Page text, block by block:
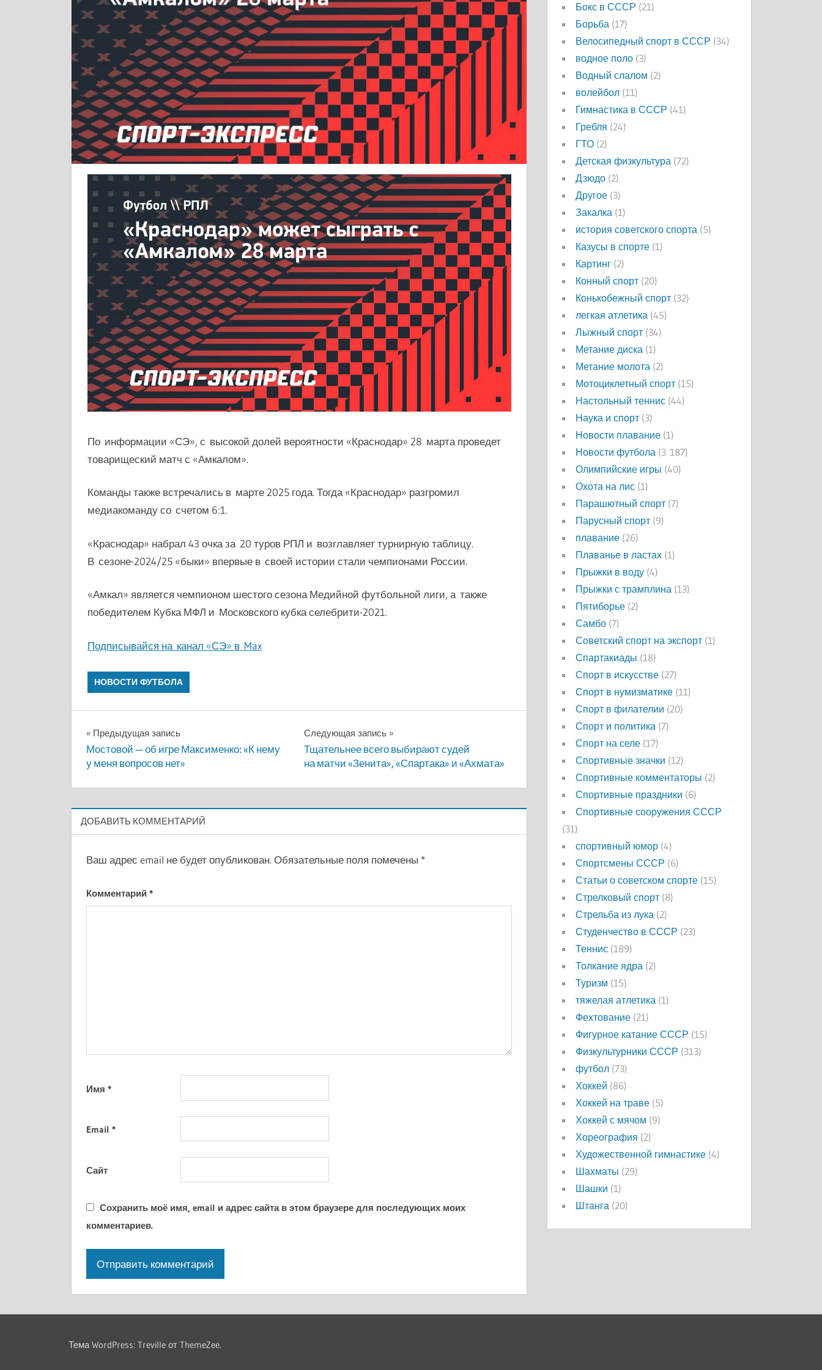
По информации «СЭ», с высокой долей вероятности «Краснодар» 28 марта проведет
товарищеский матч с «Амкалом».
Команды также встречались в марте 2025 года. Тогда «Краснодар» разгромил
медиакоманду со счетом 6:1.
«Краснодар» набрал 43 очка за 20 туров РПЛ и возглавляет турнирную таблицу.
В сезоне-2024/25 «быки» впервые в своей истории стали чемпионами России.
«Амкал» является чемпионом шестого сезона Медийной футбольной лиги, а также
победителем Кубка МФЛ и Московского кубка селебрити-2021.
Подписывайся на канал «СЭ» в Max
НОВОСТИ ФУТБОЛА
Навигация
по
записям
Предыдущая запись
Мостовой — об игре Максименко: «К нему
у меня вопросов нет»
Следующая запись
Тщательнее всего выбирают судей
на матчи «Зенита», «Спартака» и «Ахмата»
ДОБАВИТЬ КОММЕНТАРИЙ
Ваш адрес email не будет опубликован.Обязательные поля помечены *
Комментарий *
Имя *
Email *
Сайт
Сохранить моё имя, email и адрес сайта в этом браузере для последующих моих
комментариев.
Бокс в СССР (21)
Борьба (17)
Велосипедный спорт в СССР (34)
водное поло (3)
Водный слалом (2)
волейбол (11)
Гимнастика в СССР (41)
Гребля (24)
ГТО (2)
Детская физкультура (72)
Дзюдо (2)
Другое (3)
Закалка (1)
история советского спорта (5)
Казусы в спорте (1)
Картинг (2)
Конный спорт (20)
Конькобежный спорт (32)
легкая атлетика (45)
Лыжный спорт (34)
Метание диска (1)
Метание молота (2)
Мотоциклетный спорт (15)
Настольный теннис (44)
Наука и спорт (3)
Новости плавание (1)
Новости футбола (3 187)
Олимпийские игры (40)
Охота на лис (1)
Парашютный спорт (7)
Парусный спорт (9)
плавание (26)
Плаванье в ластах (1)
Прыжки в воду (4)
Прыжки с трамплина (13)
Пятиборье (2)
Самбо (7)
Советский спорт на экспорт (1)
Спартакиады (18)
Спорт в искусстве (27)
Спорт в нумизматике (11)
Спорт в филателии (20)
Спорт и политика (7)
Спорт на селе (17)
Спортивные значки (12)
Спортивные комментаторы (2)
Спортивные праздники (6)
Спортивные сооружения СССР
(31)
спортивный юмор (4)
Спортсмены СССР (6)
Статьи о советском спорте (15)
Стрелковый спорт (8)
Стрельба из лука (2)
Студенчество в СССР (23)
Теннис (189)
Толкание ядра (2)
Туризм (15)
тяжелая атлетика (1)
Фехтование (21)
Фигурное катание СССР (15)
Физкультурники СССР (313)
футбол (73)
Хоккей (86)
Хоккей на траве (5)
Хоккей с мячом (9)
Хореография (2)
Художественной гимнастике (4)
Шахматы (29)
Шашки (1)
Штанга (20)
Тема WordPress: Treville от ThemeZee.